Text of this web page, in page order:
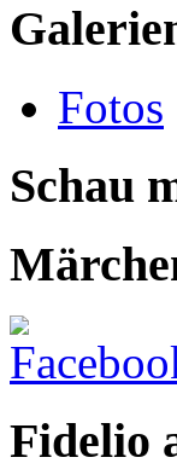
Fotos
Schau
Fidelio